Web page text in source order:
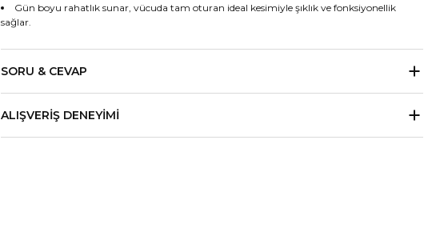
Gün boyu rahatlık sunar, vücuda tam oturan ideal kesimiyle şıklık ve fonksiyonellik
sağlar.
SORU & CEVAP
ALIŞVERIŞ DENEYIMI